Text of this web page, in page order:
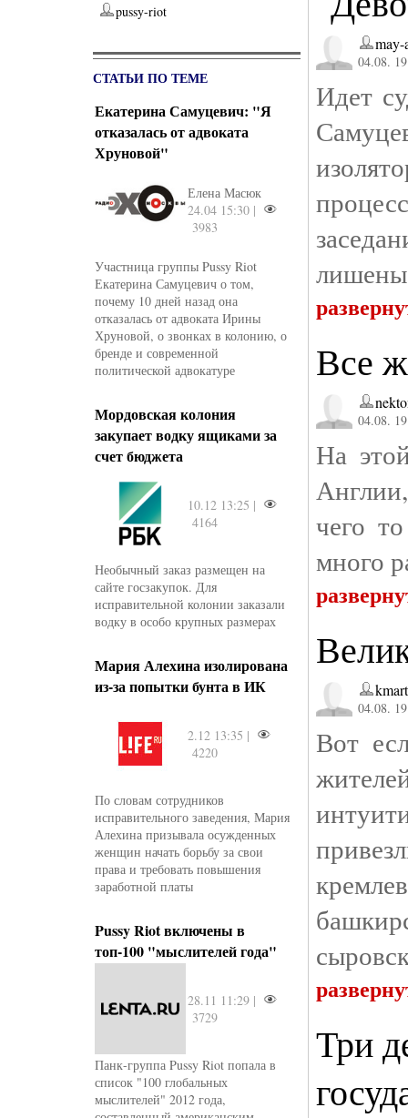
pussy-riot
СТАТЬИ ПО ТЕМЕ
Екатерина Самуцевич: "Я
отказалась от адвоката
Хруновой"
Елена Масюк
24.04 15:30 |
3983
Участница группы Pussy Riot
Екатерина Самуцевич о том,
почему 10 дней назад она
отказалась от адвоката Ирины
Хруновой, о звонках в колонию, о
бренде и современной
политической адвокатуре
Мордовская колония
закупает водку ящиками за
счет бюджета
10.12 13:25 |
4164
Необычный заказ размещен на
сайте госзакупок. Для
исправительной колонии заказали
водку в особо крупных размерах
Мария Алехина изолирована
из-за попытки бунта в ИК
2.12 13:35 |
4220
По словам сотрудников
исправительного заведения, Мария
Алехина призывала осужденных
женщин начать борьбу за свои
права и требовать повышения
заработной платы
Pussy Riot включены в
топ-100 "мыслителей года"
28.11 11:29 |
3729
Панк-группа Pussy Riot попала в
список "100 глобальных
мыслителей" 2012 года,
04.08.
Идет
Все
04.08.
На
чего
много
04.08.
Вот
Три